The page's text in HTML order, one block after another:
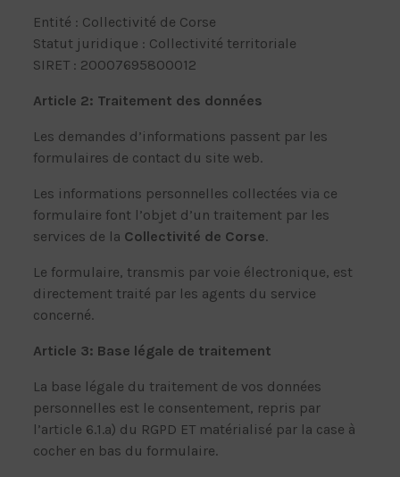
Entité : Collectivité de Corse
Statut juridique : Collectivité territoriale
SIRET : 20007695800012
Article 2: Traitement des données
Les demandes d’informations passent par les
formulaires de contact du site web.
Les informations personnelles collectées via ce
formulaire font l’objet d’un traitement par les
services de la Collectivité de Corse.
Le formulaire, transmis par voie électronique, est
directement traité par les agents du service
concerné.
Article 3: Base légale de traitement
La base légale du traitement de vos données
personnelles est le consentement, repris par
l’article 6.1.a) du RGPD ET matérialisé par la case à
cocher en bas du formulaire.